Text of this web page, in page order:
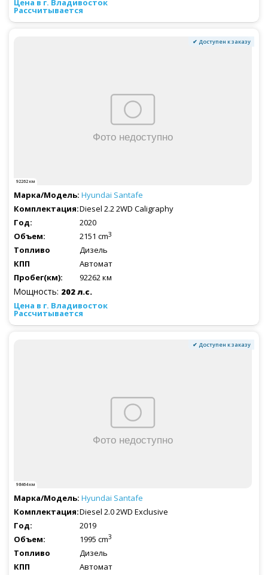
Рассчитывается
✔ Доступен к заказу
92262 км
Hyundai Santafe
Diesel 2.2 2WD Caligraphy
2020
2151 cm3
Дизель
Автомат
92262 км
Мощность: 202 л.с.
Рассчитывается
✔ Доступен к заказу
98464 км
Hyundai Santafe
Diesel 2.0 2WD Exclusive
2019
1995 cm3
Дизель
Автомат